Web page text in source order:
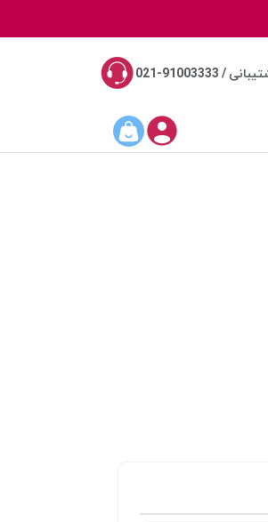
/ 91003333-021